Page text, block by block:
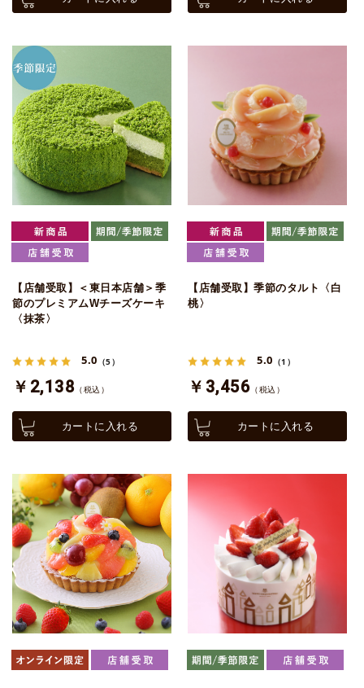
【店舗受取】＜東日本店舗＞季
節のプレミアムWチーズケーキ
〈抹茶〉
5.0 （5）
￥2,138 （税込）
カートに入れる
【店舗受取】季節のタルト〈白
桃〉
5.0 （1）
￥3,456 （税込）
カートに入れる